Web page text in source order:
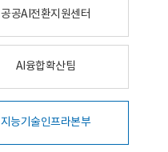
공공AI전환지원센터
AI융합확산팀
지능기술인프라본부